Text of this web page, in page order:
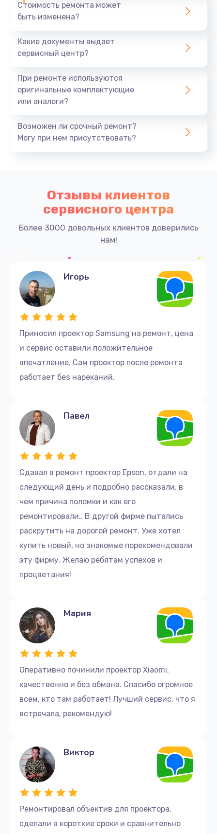
Стоимость ремонта может
быть изменена?
Какие документы выдает
сервисный центр?
При ремонте используются
оригинальные комплектующие
или аналоги?
Возможен ли срочный ремонт?
Могу при нем присутствовать?
Отзывы клиентов
сервисного центра
Более 3000 довольных клиентов доверились
нам!
Приносил проектор Samsung на ремонт, цена
и сервис оставили положительное
впечатление. Сам проектор после ремонта
работает без нареканий.
Игорь
Сдавал в ремонт проектор Epson, отдали на
следующий день и подробно рассказали, в
чем причина поломки и как его
ремонтировали.. В другой фирме пытались
раскрутить на дорогой ремонт. Уже хотел
купить новый, но знакомые порекомендовали
эту фирму. Желаю ребятам успехов и
процветания!
Павел
Оперативно починили проектор Xiaomi,
качественно и без обмана. Спасибо огромное
всем, кто там работает! Лучший сервис, что я
встречала, рекомендую!
Мария
Ремонтировал объектив для проектора,
сделали в короткие сроки и сравнительно
Виктор